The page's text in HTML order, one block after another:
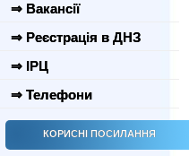
⇒ Вакансії
⇒ Реєстрація в ДНЗ
⇒ ІРЦ
⇒ Телефони
КОРИСНІ ПОСИЛАННЯ